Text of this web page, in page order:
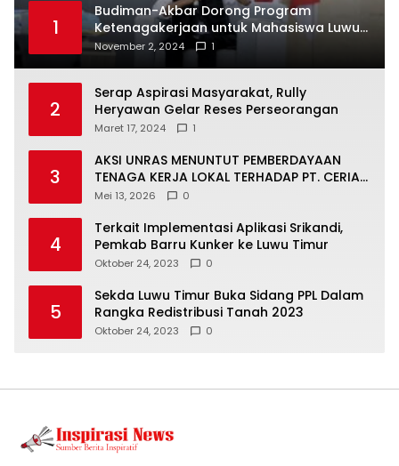
1
Budiman-Akbar Dorong Program
Ketenagakerjaan untuk Mahasiswa Luwu
Timur, Juru Bicara: Ini Peluang Nyata bagi
November 2, 2024 1
2
Serap Aspirasi Masyarakat, Rully
Heryawan Gelar Reses Perseorangan
Maret 17, 2024 1
3
AKSI UNRAS MENUNTUT PEMBERDAYAAN
TENAGA KERJA LOKAL TERHADAP PT. CERIA
NUGRAHA LESTARI
Mei 13, 2026 0
4
Terkait Implementasi Aplikasi Srikandi,
Pemkab Barru Kunker ke Luwu Timur
Oktober 24, 2023 0
5
Sekda Luwu Timur Buka Sidang PPL Dalam
Rangka Redistribusi Tanah 2023
Oktober 24, 2023 0